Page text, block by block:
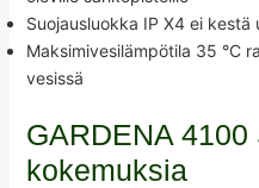
Suojausluokka IP X4 ei kestä
Maksimivesilämpötila 35 °C
vesissä
GARDENA 4100
kokemuksia